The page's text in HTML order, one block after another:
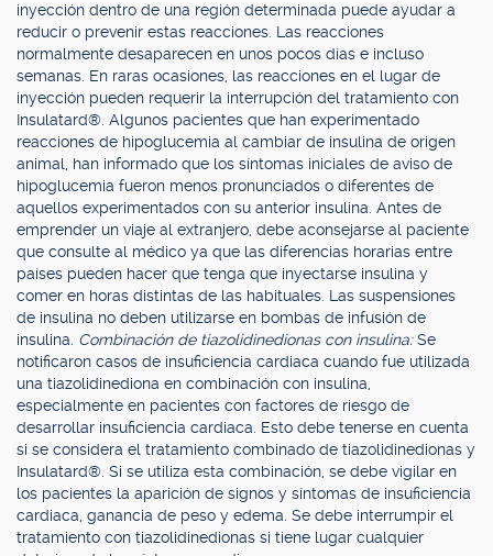
inyección dentro de una región determinada puede ayudar a
reducir o prevenir estas reacciones. Las reacciones
normalmente desaparecen en unos pocos días e incluso
semanas. En raras ocasiones, las reacciones en el lugar de
inyección pueden requerir la interrupción del tratamiento con
Insulatard®. Algunos pacientes que han experimentado
reacciones de hipoglucemia al cambiar de insulina de origen
animal, han informado que los síntomas iniciales de aviso de
hipoglucemia fueron menos pronunciados o diferentes de
aquellos experimentados con su anterior insulina. Antes de
emprender un viaje al extranjero, debe aconsejarse al paciente
que consulte al médico ya que las diferencias horarias entre
países pueden hacer que tenga que inyectarse insulina y
comer en horas distintas de las habituales. Las suspensiones
de insulina no deben utilizarse en bombas de infusión de
insulina. Combinación de tiazolidinedionas con insulina:Se
notificaron casos de insuficiencia cardiaca cuando fue utilizada
una tiazolidinediona en combinación con insulina,
especialmente en pacientes con factores de riesgo de
desarrollar insuficiencia cardiaca. Esto debe tenerse en cuenta
si se considera el tratamiento combinado de tiazolidinedionas y
Insulatard®. Si se utiliza esta combinación, se debe vigilar en
los pacientes la aparición de signos y síntomas de insuficiencia
cardiaca, ganancia de peso y edema. Se debe interrumpir el
tratamiento con tiazolidinedionas si tiene lugar cualquier